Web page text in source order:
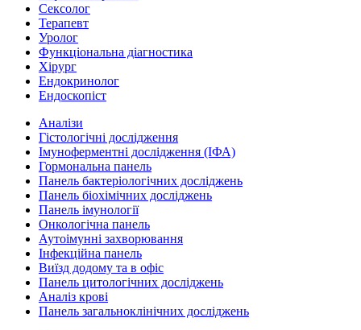
Сексолог
Терапевт
Уролог
Функціональна діагностика
Хірург
Ендокринолог
Ендоскопіст
Аналізи
Гістологічні дослідження
Імуноферментні дослідження (ІФА)
Гормональна панель
Панель бактеріологічних досліджень
Панель біохімічних досліджень
Панель імунології
Онкологічна панель
Аутоімунні захворювання
Інфекційна панель
Виїзд додому та в офіс
Панель цитологічних досліджень
Аналіз крові
Панель загальноклінічних досліджень